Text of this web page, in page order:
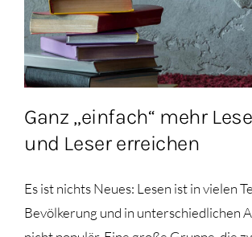
Ganz „einfach“ mehr
und Leser erreichen
Es ist nichts Neues: Lesen ist in vielen
Bevölkerung und in unterschiedlichen